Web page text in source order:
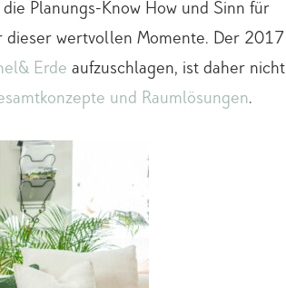
die Planungs-Know How und Sinn für
dieser wertvollen Momente. Der 2017
Erde aufzuschlagen, ist daher nicht
und Raumlösungen.